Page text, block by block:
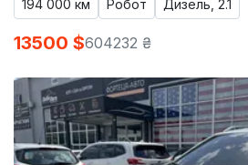
194 000 км Робот Дизель, 2.1
13500 $604232 ₴